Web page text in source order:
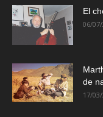
El
06/
de
17/